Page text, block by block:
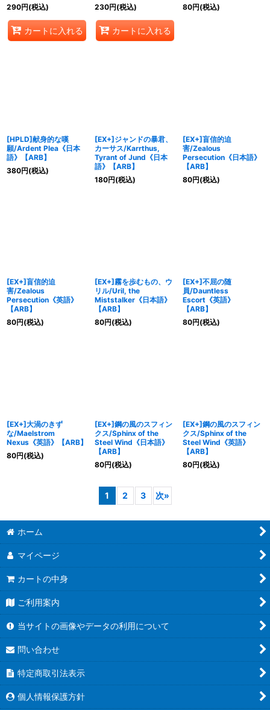
290円(税込)
カートに入れる
230円(税込)
カートに入れる
80円(税込)
[HPLD]献身的な嘆
願/Ardent Plea《日本
語》【ARB】
380円(税込)
[EX+]ジャンドの暴君、
カーサス/Karrthus,
Tyrant of Jund《日本
語》【ARB】
180円(税込)
[EX+]盲信的迫
害/Zealous
Persecution《日本語》
【ARB】
80円(税込)
[EX+]盲信的迫
害/Zealous
Persecution《英語》
【ARB】
80円(税込)
[EX+]霧を歩むもの、ウ
リル/Uril, the
Miststalker《日本語》
【ARB】
80円(税込)
[EX+]不屈の随
員/Dauntless
Escort《英語》
【ARB】
80円(税込)
[EX+]大渦のきず
な/Maelstrom
Nexus《英語》【ARB】
80円(税込)
[EX+]鋼の風のスフィン
クス/Sphinx of the
Steel Wind《日本語》
【ARB】
80円(税込)
[EX+]鋼の風のスフィン
クス/Sphinx of the
Steel Wind《英語》
【ARB】
80円(税込)
1 2 3 次»
ホーム
マイページ
カートの中身
ご利用案内
当サイトの画像やデータの利用について
問い合わせ
特定商取引法表示
個人情報保護方針